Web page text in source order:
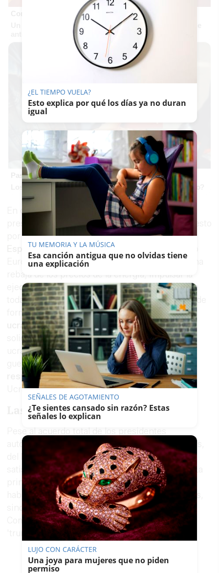
Corepunk MMORPG
Un verdadero MMORPG de la vieja escuela ¡Cómo los de
Pasaportes que abren puertas
Los pasaportes más poderosos del mundo, ¿está el tuyo?
En concreto, en la Conferencia, todos los
presidentes sucribieron un documento compuesto
por cuatro puntos: respaldar alGobierno de
Españaen su posición ante el próximo Consejo
Europeo que se adopten medidas para lograr una
rebaja de los precios de la energía; impulsar la
ejecución de losfondos europeospor parte de
todas las Administraciones públicas; gestionar de
forma coordinada la acogida derefugiados
ucranianosque permita canalizar la ola de
solidaridad que sienten los españoles hacia los
ucranianos que llegan a España huyendo de la
guerra y poner en marcha elPlan nacional de
respuestaa las consecuencias de la guerra de
Ucrania en España.
Las voces disonantes
autonómicos, al finalizar la reunión hubo algunos,
Partido Popular, que no mostraron una
satisfacción plena por el consenso alcanzado. La
principal nota disonante, como viene siendo
habitual, no fueron los presidentes nacionalistas,
sino Isabel Díaz Ayuso, presidenta de la
Comunidad de Madrid. Ayuso decidió tirar de
'trumpismo' para atacar al Gobierno de España.
¿EL TIEMPO VUELA?
Esto explica por qué los días ya no duran
igual
TU MEMORIA Y LA MÚSICA
Esa canción antigua que no olvidas tiene
una explicación
SEÑALES DE AGOTAMIENTO
¿Te sientes cansado sin razón? Estas
señales lo explican
LUJO CON CARÁCTER
Una joya para mujeres que no piden
permiso